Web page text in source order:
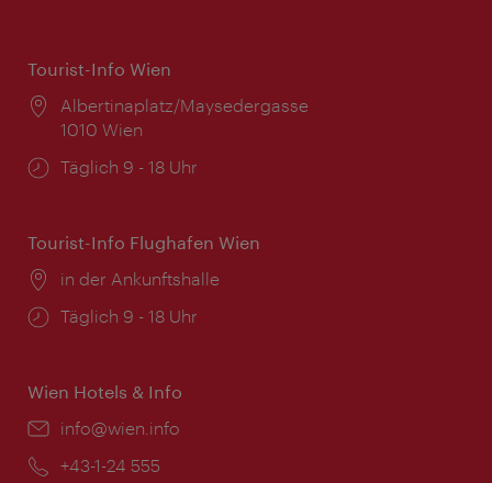
Tourist-Info Wien
Ort:
Albertinaplatz/Maysedergasse
1010 Wien
Öffnungszeiten:
Täglich 9 - 18 Uhr
Tourist-Info Flughafen Wien
Ort:
in der Ankunftshalle
Öffnungszeiten:
Täglich 9 - 18 Uhr
Wien Hotels & Info
Email:
info@wien.info
Telefon:
+43-1-24 555